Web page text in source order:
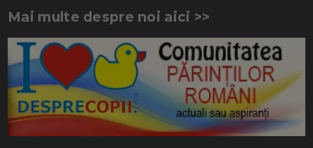
Mai multe despre noi aici >>